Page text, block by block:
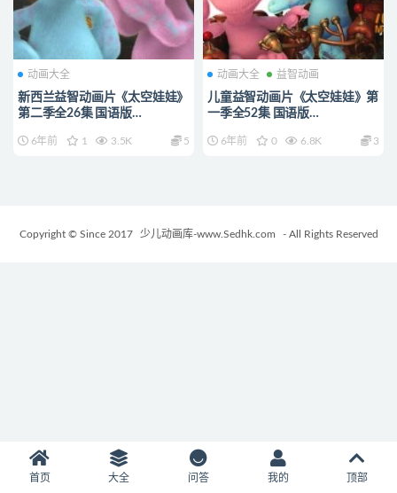
动画大全
新西兰益智动画片《太空娃娃》
第二季全26集 国语版
娃全集下载
6年前 1 3.5K 5
动画大全 益智动画
儿童益智动画片《太空娃娃》第
一季全52集 国语版
娃娃全集下载
6年前 0 6.8K 3
Copyright © Since 2017 少儿动画库-www.Sedhk.com - All Rights Reserved
首页 大全 问答 我的 顶部